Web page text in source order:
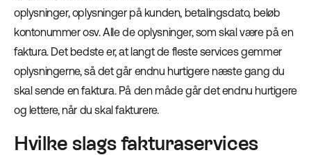
oplysninger, oplysninger på kunden, betalingsdato, beløb
kontonummer osv. Alle de oplysninger, som skal være på en
faktura. Det bedste er, at langt de fleste services gemmer
oplysningerne, så det går endnu hurtigere næste gang du
skal sende en faktura. På den måde går det endnu hurtigere
og lettere, når du skal fakturere.
Hvilke slags fakturaservices